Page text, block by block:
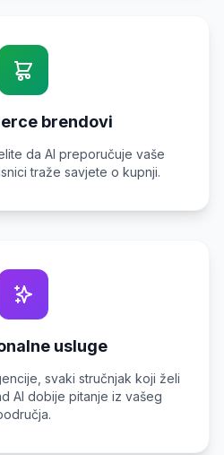
brendovi
da AI preporučuje vaše
traže savjete o kupnji.
usluge
svaki stručnjak koji želi
AI dobije pitanje iz vašeg